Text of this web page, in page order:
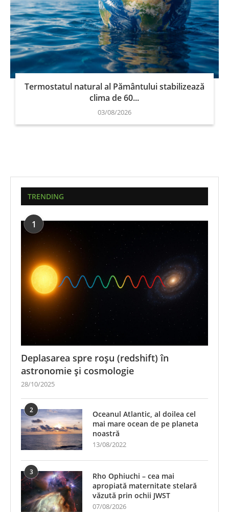
Termostatul natural al Pământului stabilizează
clima de 60...
03/08/2026
TRENDING
1
Deplasarea spre roșu (redshift) în
astronomie și cosmologie
28/10/2025
2
Oceanul Atlantic, al doilea cel
mai mare ocean de pe planeta
noastră
13/08/2022
3
Rho Ophiuchi – cea mai
apropiată maternitate stelară
văzută prin ochii JWST
07/08/2026